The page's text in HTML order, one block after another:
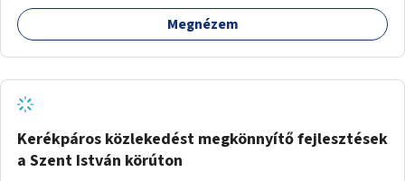
Megnézem
Kerékpáros közlekedést megkönnyítő fejlesztések
a Szent István körúton